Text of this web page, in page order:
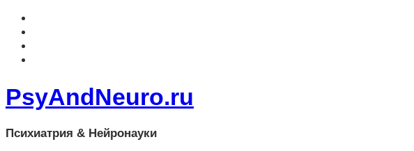
PsyAndNeuro.ru
Психиатрия & Нейронауки